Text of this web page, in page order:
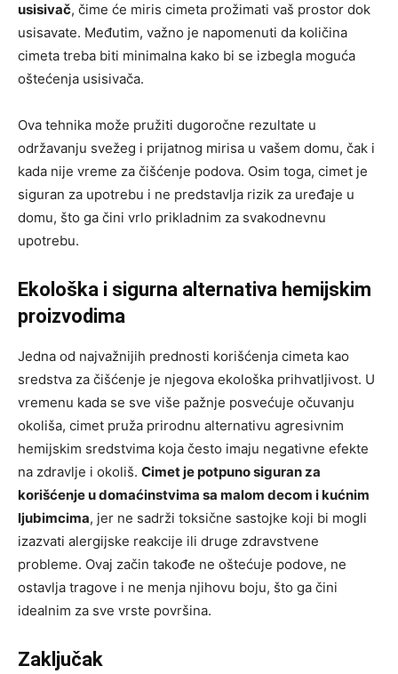
usisivač, čime će miris cimeta prožimati vaš prostor dok
usisavate. Međutim, važno je napomenuti da količina
cimeta treba biti minimalna kako bi se izbegla moguća
oštećenja usisivača.
Ova tehnika može pružiti dugoročne rezultate u
održavanju svežeg i prijatnog mirisa u vašem domu, čak i
kada nije vreme za čišćenje podova. Osim toga, cimet je
siguran za upotrebu i ne predstavlja rizik za uređaje u
domu, što ga čini vrlo prikladnim za svakodnevnu
upotrebu.
Ekološka i sigurna alternativa hemijskim
proizvodima
Jedna od najvažnijih prednosti korišćenja cimeta kao
sredstva za čišćenje je njegova ekološka prihvatljivost. U
vremenu kada se sve više pažnje posvećuje očuvanju
okoliša, cimet pruža prirodnu alternativu agresivnim
hemijskim sredstvima koja često imaju negativne efekte
na zdravlje i okoliš. Cimet je potpuno siguran za
korišćenje u domaćinstvima sa malom decom i kućnim
ljubimcima, jer ne sadrži toksične sastojke koji bi mogli
izazvati alergijske reakcije ili druge zdravstvene
probleme. Ovaj začin takođe ne oštećuje podove, ne
ostavlja tragove i ne menja njihovu boju, što ga čini
idealnim za sve vrste površina.
Zaključak